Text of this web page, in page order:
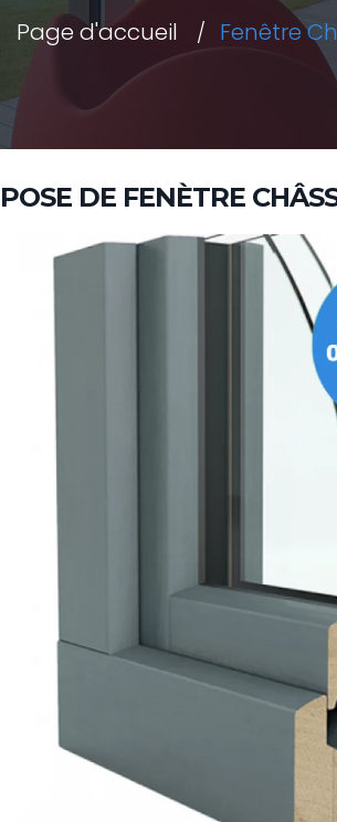
Page d'accueil Fenêtre
POSE DE FENÈTRE